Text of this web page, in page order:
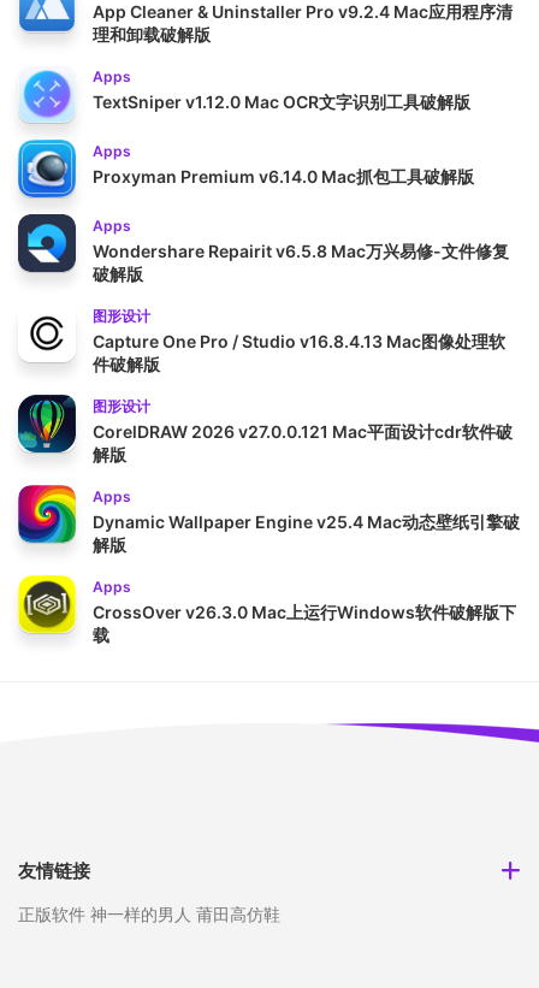
App Cleaner & Uninstaller Pro v9.2.4 Mac应用程序清
理和卸载破解版
Apps
TextSniper v1.12.0 Mac OCR文字识别工具破解版
Apps
Proxyman Premium v6.14.0 Mac抓包工具破解版
Apps
Wondershare Repairit v6.5.8 Mac万兴易修-文件修复
破解版
图形设计
Capture One Pro / Studio v16.8.4.13 Mac图像处理软
件破解版
图形设计
CorelDRAW 2026 v27.0.0.121 Mac平面设计cdr软件破
解版
Apps
Dynamic Wallpaper Engine v25.4 Mac动态壁纸引擎破
解版
Apps
CrossOver v26.3.0 Mac上运行Windows软件破解版下
载
友情链接
正版软件 神一样的男人 莆田高仿鞋